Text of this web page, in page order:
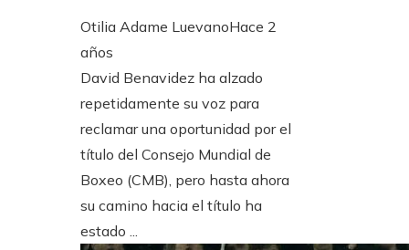
Otilia Adame LuevanoHace 2
años
David Benavidez ha alzado
repetidamente su voz para
reclamar una oportunidad por el
título del Consejo Mundial de
Boxeo (CMB), pero hasta ahora
su camino hacia el título ha
estado ...